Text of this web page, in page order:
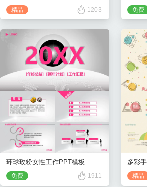
精品 1203 免费
环球玫粉女性工作PPT模板
免费 1911 精品